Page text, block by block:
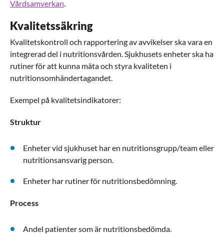
Vårdsamverkan.
Kvalitetssäkring
Kvalitetskontroll och rapportering av avvikelser ska vara en
integrerad del i nutritionsvården. Sjukhusets enheter ska ha
rutiner för att kunna mäta och styra kvaliteten i
nutritionsomhändertagandet.
Exempel på kvalitetsindikatorer:
Struktur
Enheter vid sjukhuset har en nutritionsgrupp/team eller
nutritionsansvarig person.
Enheter har rutiner för nutritionsbedömning.
Process
Andel patienter som är nutritionsbedömda.